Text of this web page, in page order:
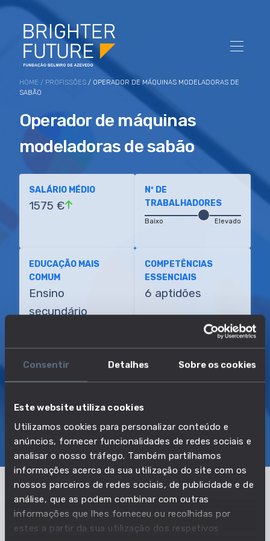
Consentir Detalhes Sobre os cookies
Este website utiliza cookies
Utilizamos cookies para personalizar conteúdo e
anúncios, fornecer funcionalidades de redes sociais e
analisar o nosso tráfego. Também partilhamos
informações acerca da sua utilização do site com os
nossos parceiros de redes sociais, de publicidade e de
análise, que as podem combinar com outras
informações que lhes forneceu ou recolhidas por
estes a partir da sua utilização dos respetivos
HOME / PROFISSÕES / OPERADOR DE MÁQUINAS MODELADORAS DE
SABÃO
Operador de máquinas
modeladoras de sabão
SALÁRIO MÉDIO
1575 €
Nº DE
TRABALHADORES
Baixo Elevado
EDUCAÇÃO MAIS
COMUM
Ensino
secundário
COMPETÊNCIAS
ESSENCIAIS
6 aptidões
TRANSIÇÃO MAIS DIRETA
Operador de controlo de fabrico de
sabão
SOBREEMPREGO E SALÁRIO
EDUCAÇÃO E COMPETÊNCIASTRANSIÇÕES
Pertencente à profissão:
Operadores de instalações e